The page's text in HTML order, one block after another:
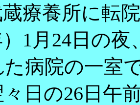
療養所に転
1月24日の
病院の一室
日の26日午